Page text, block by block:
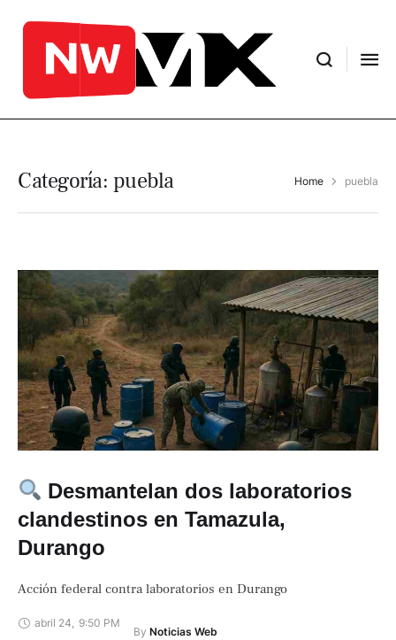
Categoría: puebla Home puebla
Desmantelan dos laboratorios
clandestinos en Tamazula,
Durango
Acción federal contra laboratorios en Durango
abril 24, 9:50 PM
By Noticias Web